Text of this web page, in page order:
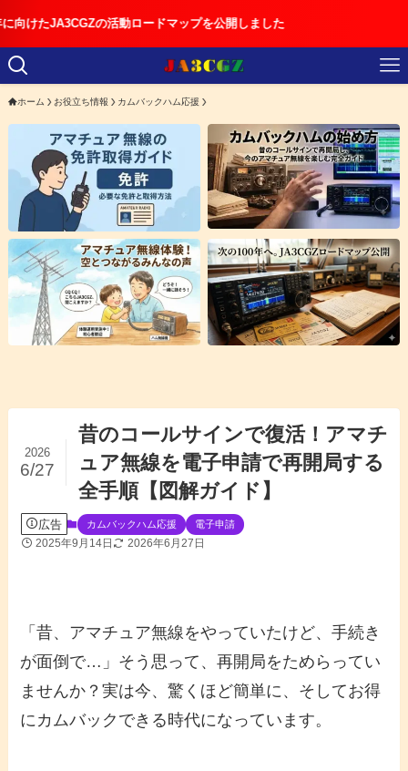
活動ロードマップを公開しました
ホーム お役立ち情報 カムバックハム応援
昔のコールサインで復活！アマチ
ュア無線を電子申請で再開局する
全手順【図解ガイド】
2026
6/27
広告 カムバックハム応援 電子申請
2025年9月14日 2026年6月27日
「昔、アマチュア無線をやっていたけど、手続き
が面倒で…」そう思って、再開局をためらってい
ませんか？実は今、驚くほど簡単に、そしてお得
にカムバックできる時代になっています。